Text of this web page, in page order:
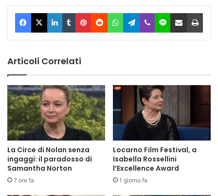
Facebook
X LinkedIn
TumblrPinterest
RedditWhatsAppTelegram
ViberLine Condividi via Email
Articoli Correlati
La Circe di Nolan senza
ingaggi: il paradosso di
Samantha Norton
7 ore fa
Locarno Film Festival, a
Isabella Rossellini
l’Excellence Award
1 giorno fa